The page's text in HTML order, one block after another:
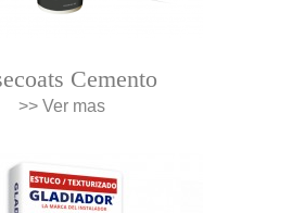
Cemento
>> Ver mas